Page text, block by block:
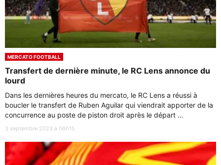
MERCATO FOOTBALL
Transfert de dernière minute, le RC Lens annonce du
lourd
Dans les dernières heures du mercato, le RC Lens a réussi à
boucler le transfert de Ruben Aguilar qui viendrait apporter de la
concurrence au poste de piston droit après le départ ...
3 septembre 2023 à 06h15